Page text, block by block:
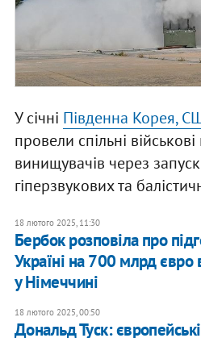
У січні Південна Корея,
провели спільні
винищувачів через
гіперзвукових та
18 лютого 2025, 11:30
Бербок розповіла про
Україні на 700 млрд євро
у Німеччині
18 лютого 2025, 00:50
Дональд Туск: